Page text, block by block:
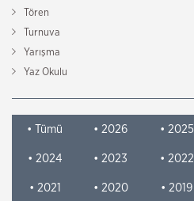
Tören
Turnuva
Yarışma
Yaz Okulu
• Tümü • 2026 • 2025
• 2024 • 2023 • 2022
• 2021 • 2020 • 2019